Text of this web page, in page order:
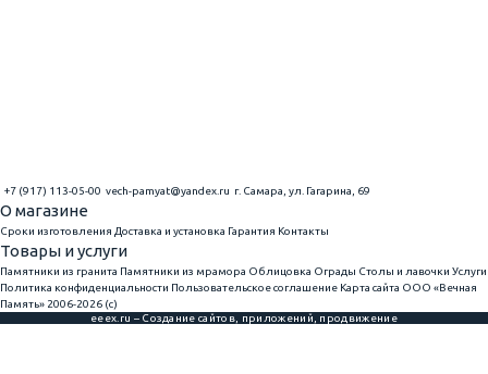
+7 (917) 113-05-00 vech-pamyat@yandex.ru г. Самара, ул. Гагарина, 69
О магазине
Сроки изготовления Доставка и установка Гарантия Контакты
Товары и услуги
Памятники из гранита Памятники из мрамора Облицовка Ограды Столы и лавочки Услуги
Политика конфиденциальности Пользовательское соглашение Карта сайта ООО «Вечная
Память» 2006-2026 (с)
eeex.ru – Создание сайтов, приложений, продвижение